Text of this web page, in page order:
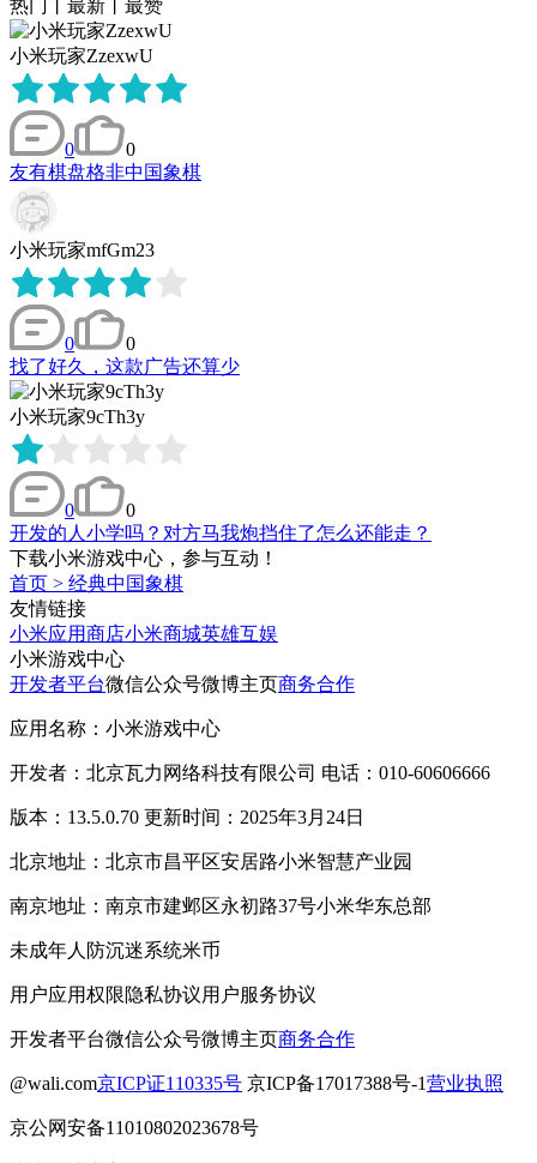
热门
最新 最赞
小米玩家ZzexwU
0
0
友有棋盘格非中国象棋
小米玩家mfGm23
0
0
找了好久，这款广告还算少
小米玩家9cTh3y
0
0
开发的人小学吗？对方马我炮挡住了怎么还能走？
下载小米游戏中心，参与互动！
首页 > 经典中国象棋
友情链接
小米应用商店小米商城英雄互娱
小米游戏中心
开发者平台微信公众号微博主页商务合作
应用名称：小米游戏中心
开发者：北京瓦力网络科技有限公司 电话：010-60606666
版本：13.5.0.70 更新时间：2025年3月24日
北京地址：北京市昌平区安居路小米智慧产业园
南京地址：南京市建邺区永初路37号小米华东总部
未成年人防沉迷系统米币
用户应用权限隐私协议用户服务协议
开发者平台微信公众号微博主页商务合作
@wali.com京ICP证110335号 京ICP备17017388号-1营业执照
京公网安备11010802023678号